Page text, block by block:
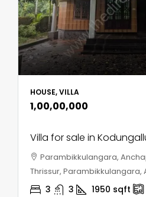
HOUSE, VILLA
₹1,00,00,000
Villa for sale in
Parambikkulangara,
Thrissur,
3 3 1950 sqft